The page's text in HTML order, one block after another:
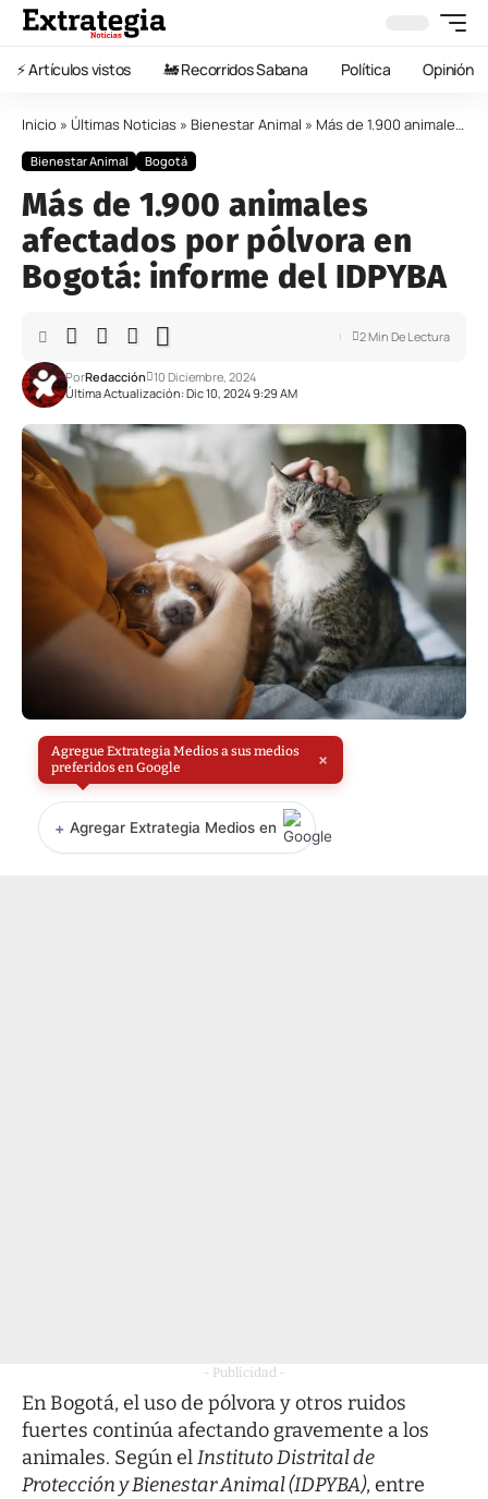
⚡️ Artículos vistos 🚂 Recorridos Sabana Política Opinión
Inicio » Últimas Noticias » Bienestar Animal » Más de 1.900 animales afectados por pólvora en Bogotá: informe del IDPYBA
Bienestar Animal Bogotá
Más de 1.900 animales
afectados por pólvora en
Bogotá: informe del IDPYBA
Última Actualización: Dic 10, 2024 9:29 AM
PorRedacción 10 Diciembre, 2024
2 Min De Lectura
Agregue Extrategia Medios a sus medios
preferidos en Google
×
+ Agregar Extrategia Medios en
- Publicidad -
En Bogotá, el uso de pólvora y otros ruidos
fuertes continúa afectando gravemente a los
animales. Según elInstituto Distrital de
Protección y Bienestar Animal (IDPYBA), entre